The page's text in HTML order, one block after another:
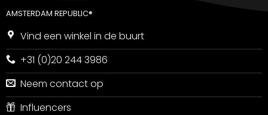
AMSTERDAM REPUBLIC®
Vind een winkel in de buurt
+31 (0)20 244 3986
Neem contact op
Influencers